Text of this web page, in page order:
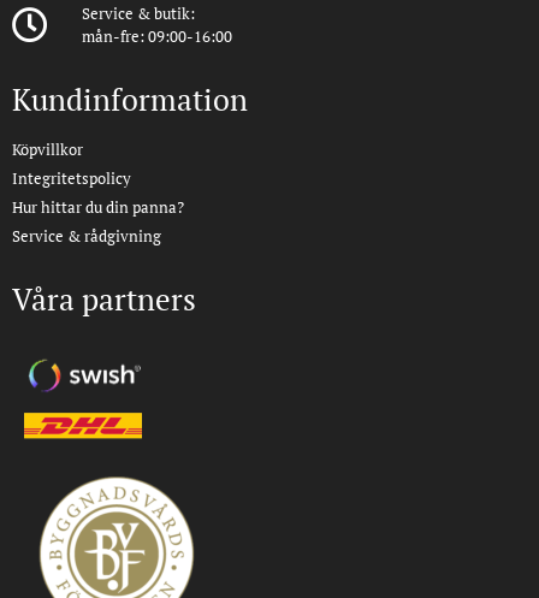
Service & butik:
mån-fre: 09:00-16:00
Kundinformation
Köpvillkor
Integritetspolicy
Hur hittar du din panna?
Service & rådgivning
Våra partners